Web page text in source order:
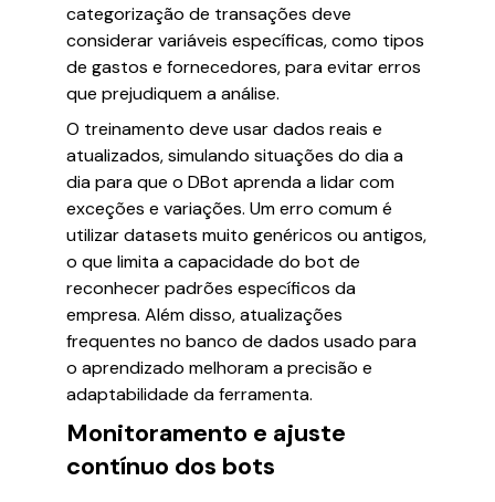
categorização de transações deve
considerar variáveis específicas, como tipos
de gastos e fornecedores, para evitar erros
que prejudiquem a análise.
O treinamento deve usar dados reais e
atualizados, simulando situações do dia a
dia para que o DBot aprenda a lidar com
exceções e variações. Um erro comum é
utilizar datasets muito genéricos ou antigos,
o que limita a capacidade do bot de
reconhecer padrões específicos da
empresa. Além disso, atualizações
frequentes no banco de dados usado para
o aprendizado melhoram a precisão e
adaptabilidade da ferramenta.
Monitoramento e ajuste
contínuo dos bots